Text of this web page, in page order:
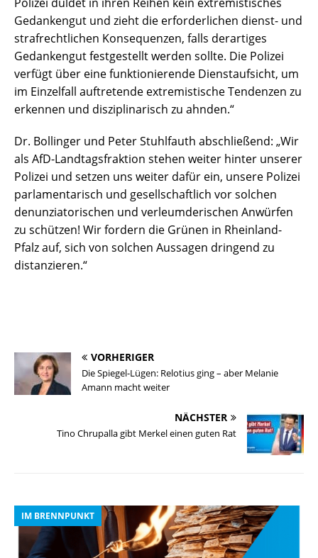
Gedankengut und zieht die erforderlichen dienst- und
strafrechtlichen Konsequenzen, falls derartiges
Gedankengut festgestellt werden sollte. Die Polizei
verfügt über eine funktionierende Dienstaufsicht, um
im Einzelfall auftretende extremistische Tendenzen zu
erkennen und disziplinarisch zu ahnden.“
Dr. Bollinger und Peter Stuhlfauth abschließend: „Wir
als AfD-Landtagsfraktion stehen weiter hinter unserer
Polizei und setzen uns weiter dafür ein, unsere Polizei
parlamentarisch und gesellschaftlich vor solchen
denunziatorischen und verleumderischen Anwürfen
zu schützen! Wir fordern die Grünen in Rheinland-
Pfalz auf, sich von solchen Aussagen dringend zu
distanzieren.“
VORHERIGER
Die Spiegel-Lügen: Relotius ging – aber Melanie
Amann macht weiter
NÄCHSTER
Tino Chrupalla gibt Merkel einen guten Rat
IM BRENNPUNKT